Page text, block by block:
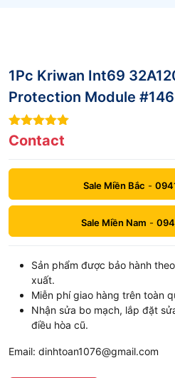
1Pc Kriwan Int69
Protection Module
6out of 5
Contact
Sale Miền Bắc -
Sale Miền Nam -
Sản phẩm được bảo hành
xuất.
Miễn phí giao hàng trên toàn
Nhận sửa bo mạch, lắp đặt
điều hòa cũ.
Email: dinhtoan1076@gmail.com